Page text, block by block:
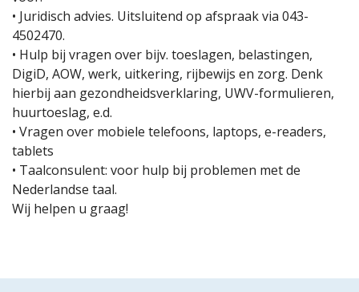
• Juridisch advies. Uitsluitend op afspraak via 043-
4502470.
• Hulp bij vragen over bijv. toeslagen, belastingen,
DigiD, AOW, werk, uitkering, rijbewijs en zorg. Denk
hierbij aan gezondheidsverklaring, UWV-formulieren,
huurtoeslag, e.d.
• Vragen over mobiele telefoons, laptops, e-readers,
tablets
• Taalconsulent: voor hulp bij problemen met de
Nederlandse taal.
Wij helpen u graag!